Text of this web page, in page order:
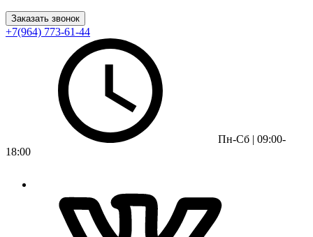
Заказать звонок
+7(964) 773-61-44
Пн-Сб | 09:00-
18:00